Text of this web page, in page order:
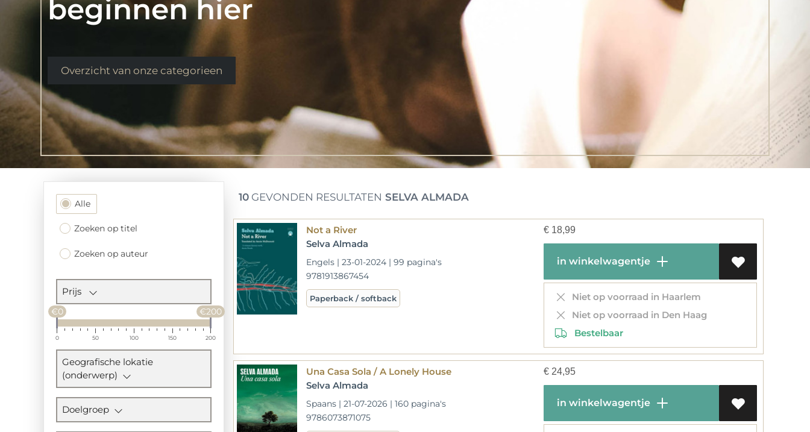
beginnen hier
Overzicht van onze categorieen
Filtersectie
Alle
Zoeken op titel
Zoeken op auteur
Prijs
€0 €200
0 50 100 150 200
Geografische lokatie
(onderwerp)
Doelgroep
10 GEVONDEN RESULTATEN SELVA ALMADA
Not a River
Selva Almada
Engels | 23-01-2024 | 99 pagina's
9781913867454
Paperback / softback
€ 18,99
in winkelwagentje
Niet op voorraad in Haarlem
Niet op voorraad in Den Haag
Bestelbaar
Una Casa Sola / A Lonely House
Selva Almada
Spaans | 21-07-2026 | 160 pagina's
9786073871075
€ 24,95
in winkelwagentje